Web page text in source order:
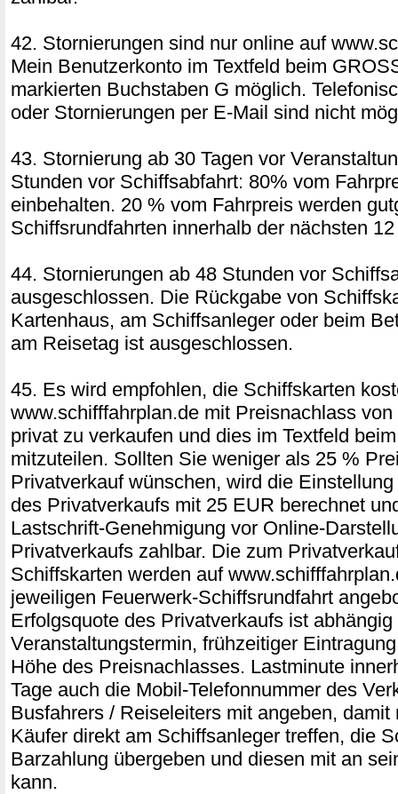
42. Stornierungen sind nur online auf
Mein Benutzerkonto im Textfeld beim
markierten Buchstaben G möglich.
oder Stornierungen per E-Mail sind nicht
43. Stornierung ab 30 Tagen vor
Stunden vor Schiffsabfahrt: 80% vom
einbehalten. 20 % vom Fahrpreis werden
Schiffsrundfahrten innerhalb der nächsten
44. Stornierungen ab 48 Stunden vor
ausgeschlossen. Die Rückgabe von
Kartenhaus, am Schiffsanleger oder beim
am Reisetag ist ausgeschlossen.
45. Es wird empfohlen, die Schiffskarten
www.schifffahrplan.de mit Preisnachlass
privat zu verkaufen und dies im Textfeld
mitzuteilen. Sollten Sie weniger als 25 %
Privatverkauf wünschen, wird die
des Privatverkaufs mit 25 EUR berechnet
Lastschrift-Genehmigung vor Online-
Privatverkaufs zahlbar. Die zum
Schiffskarten werden auf
jeweiligen Feuerwerk-Schiffsrundfahrt
Erfolgsquote des Privatverkaufs ist abhängig
Veranstaltungstermin, frühzeitiger
Höhe des Preisnachlasses. Lastminute
Tage auch die Mobil-Telefonnummer des
Busfahrers / Reiseleiters mit angeben, damit
Käufer direkt am Schiffsanleger treffen, die
Barzahlung übergeben und diesen mit an
kann.